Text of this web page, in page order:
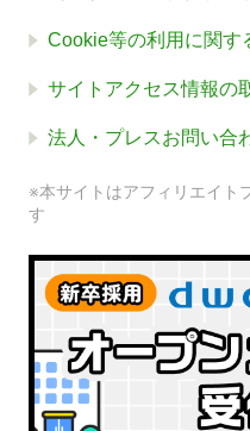
Cookie等の利用に関す
サイトアクセス情報の
法人・プレスお問い合
※本サイトはアフィリエイト
す